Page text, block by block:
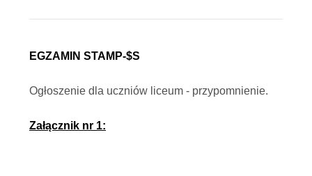
EGZAMIN STAMP-$S
Ogłoszenie dla uczniów liceum - przypomnienie.
Załącznik nr 1: